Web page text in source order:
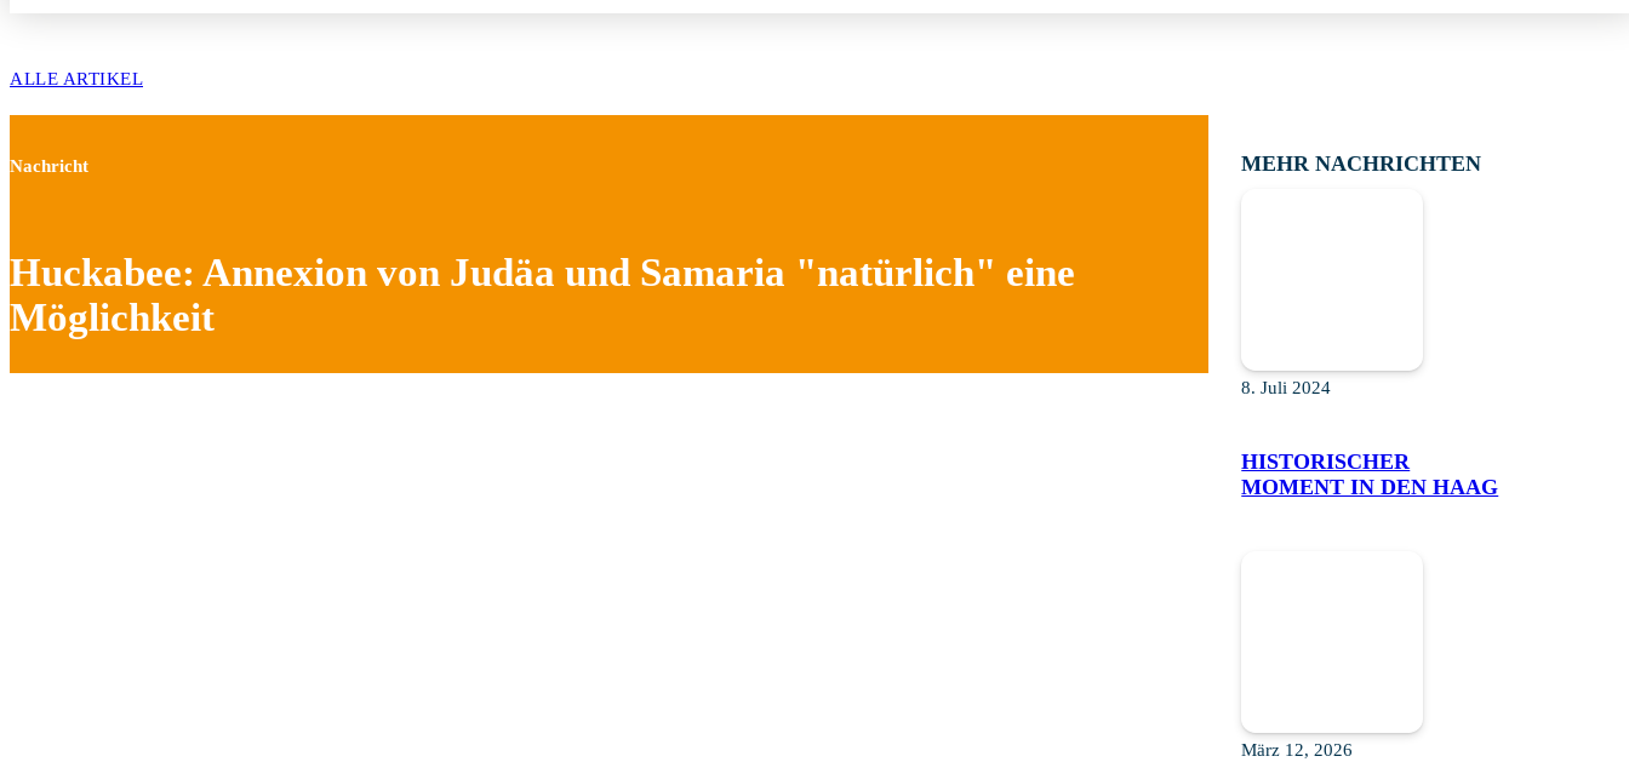
ALLE ARTIKEL
Nachricht
Huckabee: Annexion von Judäa und Samaria "natürlich" eine
Möglichkeit
MEHR NACHRICHTEN
8. Juli 2024
HISTORISCHER
MOMENT IN DEN HAAG
März 12, 2026